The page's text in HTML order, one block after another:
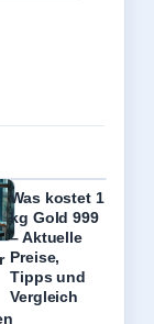
Was kostet 1
kg Gold 999
– Aktuelle
Preise,
Tipps und
Vergleich